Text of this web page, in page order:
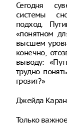
Сегодня
системы
подход.
«понятном
высшем
конечно,
выводу:
трудно
грозит?»
Джейда Каран
Только важное